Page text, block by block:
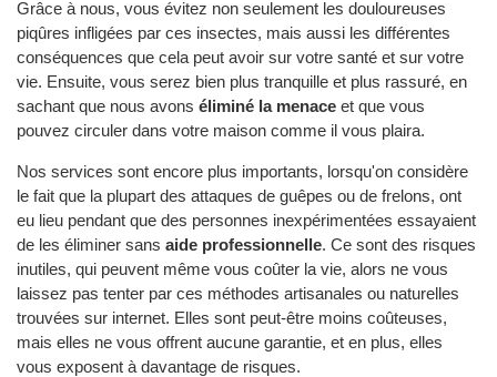
Grâce à nous, vous évitez non seulement les douloureuses
piqûres infligées par ces insectes, mais aussi les différentes
conséquences que cela peut avoir sur votre santé et sur votre
vie. Ensuite, vous serez bien plus tranquille et plus rassuré, en
sachant que nous avons éliminé la menace et que vous
pouvez circuler dans votre maison comme il vous plaira.
Nos services sont encore plus importants, lorsqu'on considère
le fait que la plupart des attaques de guêpes ou de frelons, ont
eu lieu pendant que des personnes inexpérimentées essayaient
de les éliminer sans aide professionnelle. Ce sont des risques
inutiles, qui peuvent même vous coûter la vie, alors ne vous
laissez pas tenter par ces méthodes artisanales ou naturelles
trouvées sur internet. Elles sont peut-être moins coûteuses,
mais elles ne vous offrent aucune garantie, et en plus, elles
vous exposent à davantage de risques.